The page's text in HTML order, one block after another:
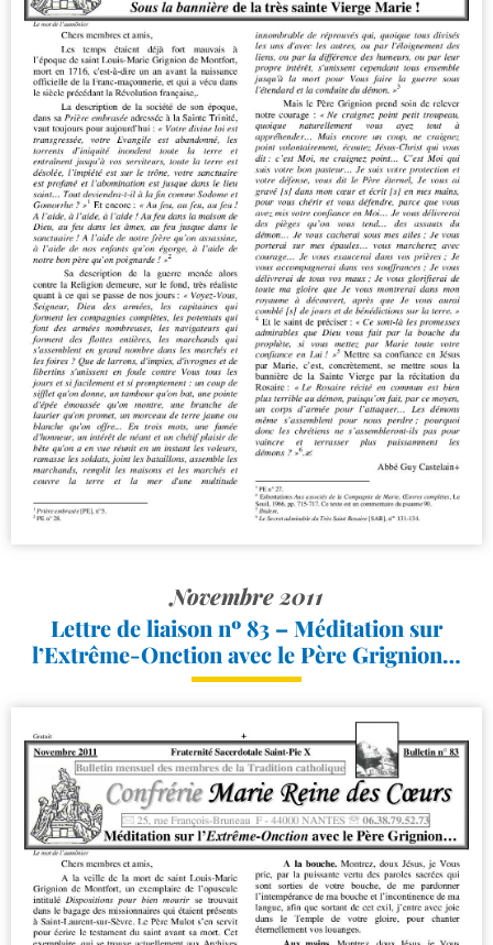
Novembre 2011
Lettre de liaison nº 83 – Méditation sur
l’Extrême-​Onction avec le Père Grignion…